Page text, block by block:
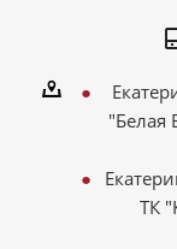
"Белая
ТК